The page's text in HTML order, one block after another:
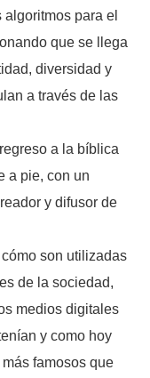
para el
que se llega
diversidad y
a través de las
a la bíblica
a pie, con un
y difusor de
son utilizadas
de la sociedad,
medios digitales
y como hoy
famosos que